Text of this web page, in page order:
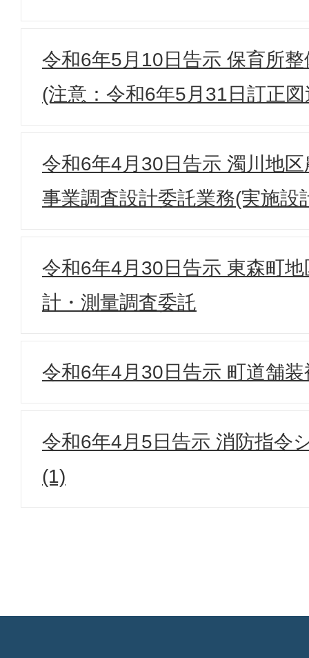
令和6年5月10日告示 保育所
(注意：令和6年5月31日訂正
令和6年4月30日告示 濁川地
事業調査設計委託業務(実施設
令和6年4月30日告示 東森町
計・測量調査委託
令和6年4月30日告示 町道舗
令和6年4月5日告示 消防指令
(1)